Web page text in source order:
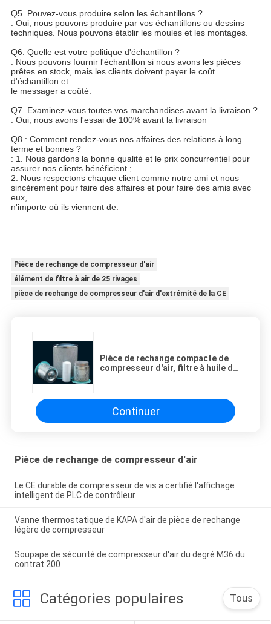
Q5. Pouvez-vous produire selon les échantillons ?
: Oui, nous pouvons produire par vos échantillons ou dessins
techniques. Nous pouvons établir les moules et les montages.
Q6. Quelle est votre politique d'échantillon ?
: Nous pouvons fournir l'échantillon si nous avons les pièces
prêtes en stock, mais les clients doivent payer le coût
d'échantillon et
le messager a coûté.
Q7. Examinez-vous toutes vos marchandises avant la livraison ?
: Oui, nous avons l'essai de 100% avant la livraison
Q8 : Comment rendez-vous nos affaires des relations à long
terme et bonnes ?
: 1. Nous gardons la bonne qualité et le prix concurrentiel pour
assurer nos clients bénéficient ;
2. Nous respectons chaque client comme notre ami et nous
sincèrement pour faire des affaires et pour faire des amis avec
eux,
n'importe où ils viennent de.
Pièce de rechange de compresseur d'air
élément de filtre à air de 25 rivages
pièce de rechange de compresseur d'air d'extrémité de la CE
Pièce de rechange compacte de
compresseur d'air, filtre à huile de
Continuer
Pièce de rechange de compresseur d'air
Le CE durable de compresseur de vis a certifié l'affichage
intelligent de PLC de contrôleur
Vanne thermostatique de KAPA d'air de pièce de rechange
légère de compresseur
Soupape de sécurité de compresseur d'air du degré M36 du
contrat 200
Catégories populaires Tous